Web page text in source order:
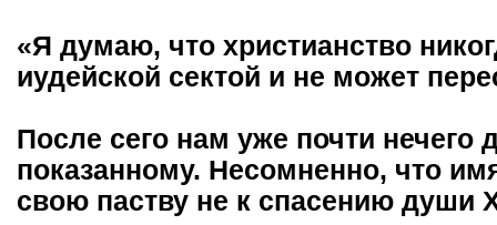
«Я думаю, что христианство
иудейской сектой и не может
После сего нам уже почти нечего
показанному. Несомненно, что
свою паству не к спасению души